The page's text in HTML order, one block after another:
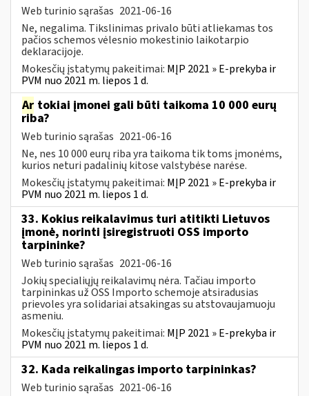
Web turinio sąrašas 2021-06-16
Ne, negalima. Tikslinimas privalo būti atliekamas tos
pačios schemos vėlesnio mokestinio laikotarpio
deklaracijoje.
Mokesčių įstatymų pakeitimai: MĮP 2021 » E-prekyba ir
PVM nuo 2021 m. liepos 1 d.
Ar tokiai įmonei gali būti taikoma 10 000 eurų
riba?
Web turinio sąrašas 2021-06-16
Ne, nes 10 000 eurų riba yra taikoma tik toms įmonėms,
kurios neturi padalinių kitose valstybėse narėse.
Mokesčių įstatymų pakeitimai: MĮP 2021 » E-prekyba ir
PVM nuo 2021 m. liepos 1 d.
33. Kokius reikalavimus turi atitikti Lietuvos
įmonė, norinti įsiregistruoti OSS importo
tarpininke?
Web turinio sąrašas 2021-06-16
Jokių specialiųjų reikalavimų nėra. Tačiau importo
tarpininkas už OSS Importo schemoje atsiradusias
prievoles yra solidariai atsakingas su atstovaujamuoju
asmeniu.
Mokesčių įstatymų pakeitimai: MĮP 2021 » E-prekyba ir
PVM nuo 2021 m. liepos 1 d.
32. Kada reikalingas importo tarpininkas?
Web turinio sąrašas 2021-06-16